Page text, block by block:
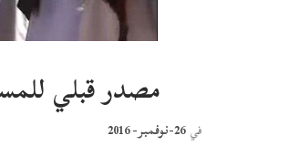
مصدر قبلي
في 26-نوفمبر- 2016